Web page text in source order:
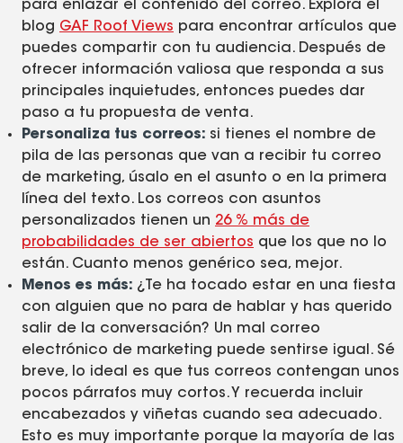
para enlazar el contenido del correo. Explora el
blog GAF Roof Views para encontrar artículos que
puedes compartir con tu audiencia. Después de
ofrecer información valiosa que responda a sus
principales inquietudes, entonces puedes dar
paso a tu propuesta de venta.
Personaliza tus correos: si tienes el nombre de
pila de las personas que van a recibir tu correo
de marketing, úsalo en el asunto o en la primera
línea del texto. Los correos con asuntos
personalizados tienen un 26 % más de
probabilidades de ser abiertos que los que no lo
están. Cuanto menos genérico sea, mejor.
Menos es más: ¿Te ha tocado estar en una fiesta
con alguien que no para de hablar y has querido
salir de la conversación? Un mal correo
electrónico de marketing puede sentirse igual. Sé
breve, lo ideal es que tus correos contengan unos
pocos párrafos muy cortos. Y recuerda incluir
encabezados y viñetas cuando sea adecuado.
Esto es muy importante porque la mayoría de las